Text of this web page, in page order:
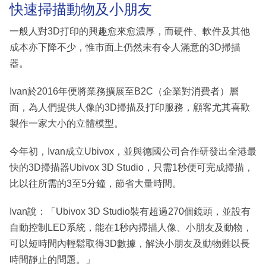
快速掃描動物及小朋友
一般人對3D打印的興趣愈來愈濃厚，而硬件、軟件及其他
成本亦下降不少，惟市面上仍然未有令人滿意的3D掃描
器。
Ivan於2016年便將業務擴展至B2C（企業對消費者）層
面，為人們提供人像的3D掃描及打印服務，顧客尤其喜歡
製作一家大小的立體模型。
今年初，Ivan成立Ubivox，並與德國公司合作研發出全港最
快的3D掃描器Ubivox 3D Studio，只需1秒便可完成掃描，
比以往所需的3至5分鐘，節省大量時間。
Ivan說：「Ubivox 3D Studio裝有超過270個鏡頭，並設有
自動控制LED系統，能在1秒內掃描人像、小朋友及動物，
可以短時間內輕鬆取得3D數據，解決小朋友及動物難以長
時間靜止的問題。」